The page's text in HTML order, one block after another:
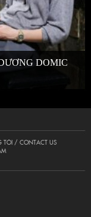
DOMIC
TÔI / CONTACT US